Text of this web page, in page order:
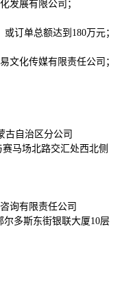
发展有限公司；
订单总额达到180万元；
文化传媒有限责任公司；
古自治区分公司
马场北路交汇处西北侧
询有限责任公司
多斯东街银联大厦10层